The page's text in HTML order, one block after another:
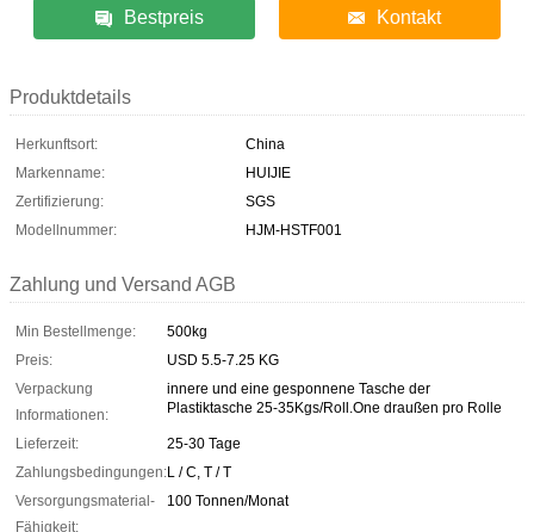
Bestpreis Kontakt
Produktdetails
Herkunftsort:
China
Markenname:
HUIJIE
Zertifizierung:
SGS
Modellnummer:
HJM-HSTF001
Zahlung und Versand AGB
Min Bestellmenge:
500kg
Preis:
USD 5.5-7.25 KG
Verpackung
Informationen:
innere und eine gesponnene Tasche der
Plastiktasche 25-35Kgs/Roll.One draußen pro Rolle
Lieferzeit:
25-30 Tage
Zahlungsbedingungen:L / C, T / T
Versorgungsmaterial-
Fähigkeit:
100 Tonnen/Monat